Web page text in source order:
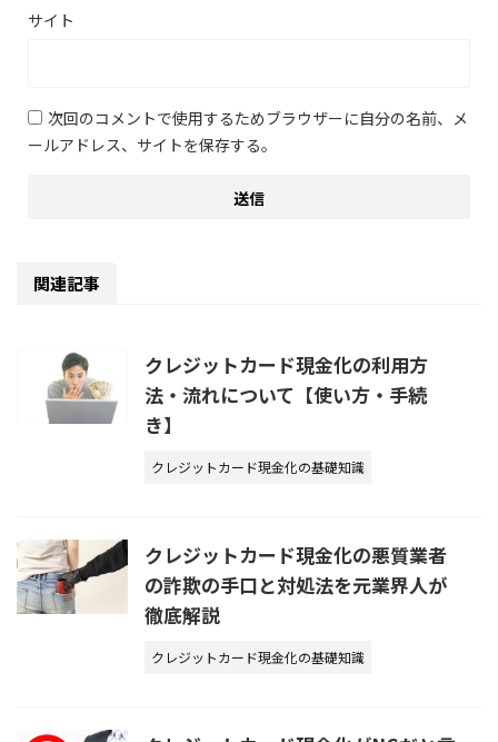
サイト
次回のコメントで使用するためブラウザーに自分の名前、メ
ールアドレス、サイトを保存する。
関連記事
クレジットカード現金化の利用方
法・流れについて【使い方・手続
き】
クレジットカード現金化の基礎知識
クレジットカード現金化の悪質業者
の詐欺の手口と対処法を元業界人が
徹底解説
クレジットカード現金化の基礎知識